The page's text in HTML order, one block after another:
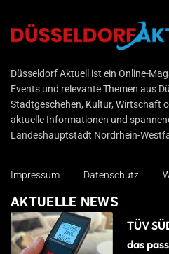
Düsseldorf
Düsseldorf Aktuell ist ein Online-
Events und relevante Themen aus
Stadtgeschehen, Kultur, Wirtschaft
aktuelle Informationen und
Landeshauptstadt Nordrhein-
Impressum Datenschutz
AKTUELLE NEWS
TÜV
das